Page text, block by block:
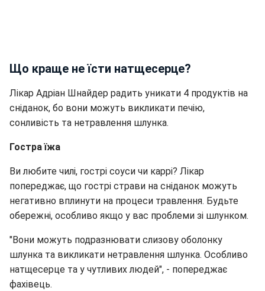
Що краще не їсти натщесерце?
Лікар Адріан Шнайдер радить уникати 4 продуктів на
сніданок, бо вони можуть викликати печію,
сонливість та нетравлення шлунка.
Гостра їжа
Ви любите чилі, гострі соуси чи каррі? Лікар
попереджає, що гострі страви на сніданок можуть
негативно вплинути на процеси травлення. Будьте
обережні, особливо якщо у вас проблеми зі шлунком.
"Вони можуть подразнювати слизову оболонку
шлунка та викликати нетравлення шлунка. Особливо
натщесерце та у чутливих людей", - попереджає
фахівець.